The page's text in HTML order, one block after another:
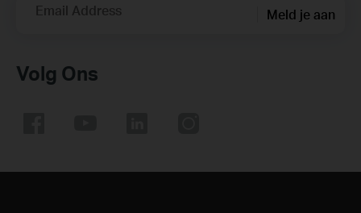
Email Address Meld je aan
Volg Ons